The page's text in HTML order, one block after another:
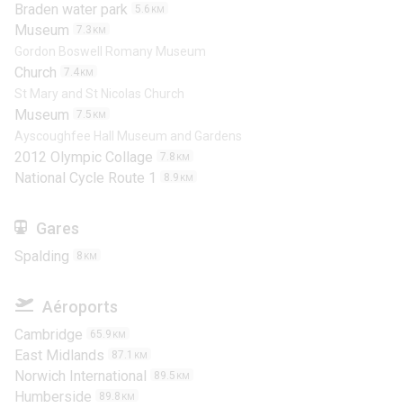
Braden water park 5.6 KM
Museum 7.3 KM
Gordon Boswell Romany Museum
Church 7.4 KM
St Mary and St Nicolas Church
Museum 7.5 KM
Ayscoughfee Hall Museum and Gardens
2012 Olympic Collage 7.8 KM
National Cycle Route 1 8.9 KM
Gares
Spalding 8 KM
Aéroports
Cambridge 65.9 KM
East Midlands 87.1 KM
Norwich International 89.5 KM
Humberside 89.8 KM